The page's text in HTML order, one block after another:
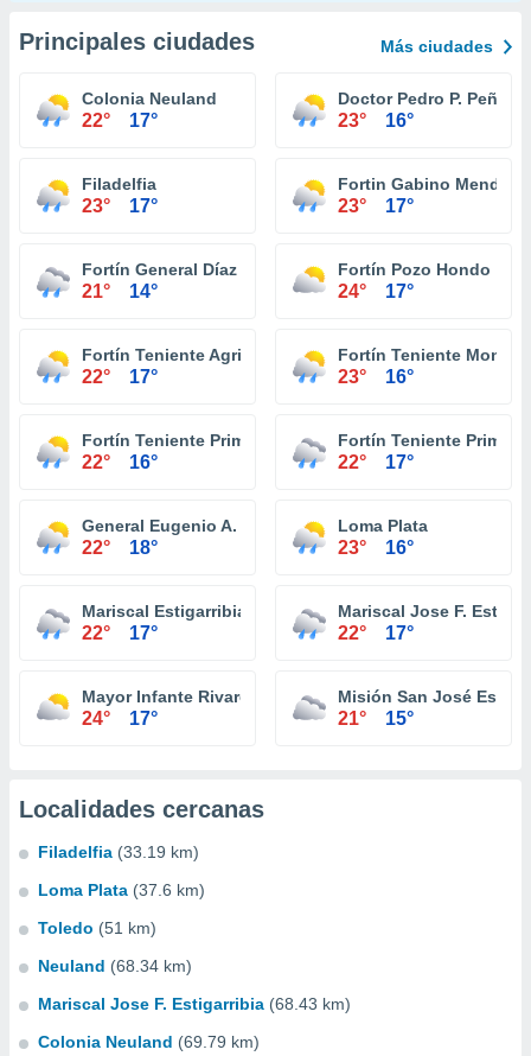
Principales ciudades Más ciudades
Colonia Neuland
22° 17°
Doctor Pedro P. Peña
23° 16°
Filadelfia
23° 17°
Fortin Gabino Mendoza
23° 17°
Fortín General Díaz
21° 14°
Fortín Pozo Hondo
24° 17°
Fortín Teniente Agripino Enciso
22° 17°
Fortín Teniente
23° 16°
Fortín Teniente Primero Buenaventura
22° 16°
Fortín Teniente
22° 17°
General Eugenio A. Garay
22° 18°
Loma Plata
23° 16°
Mariscal Estigarribia
22° 17°
Mariscal Jose F.
22° 17°
Mayor Infante Rivarola
24° 17°
Misión San José Estero
21° 15°
Localidades cercanas
Filadelfia (33.19 km)
Loma Plata (37.6 km)
Toledo (51 km)
Neuland (68.34 km)
Mariscal Jose F. Estigarribia (68.43 km)
Colonia Neuland (69.79 km)